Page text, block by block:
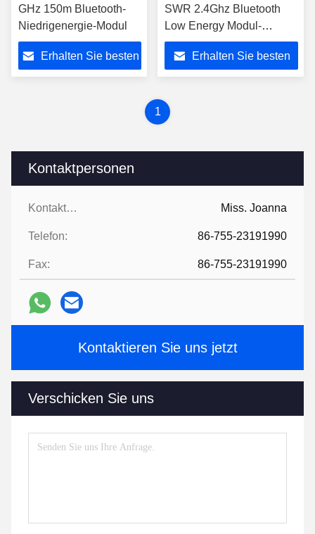
Kontaktpersonen
Kontaktpersonen: Miss. Joanna
Telefon: 86-755-23191990
Fax: 86-755-23191990
Kontaktieren Sie uns jetzt
Verschicken Sie uns
GHz 150m Bluetooth-
Niedrigenergie-Modul
Erhalten Sie besten
SWR 2.4Ghz Bluetooth
Low Energy Modul-
BLE5.0
Erhalten Sie besten
1